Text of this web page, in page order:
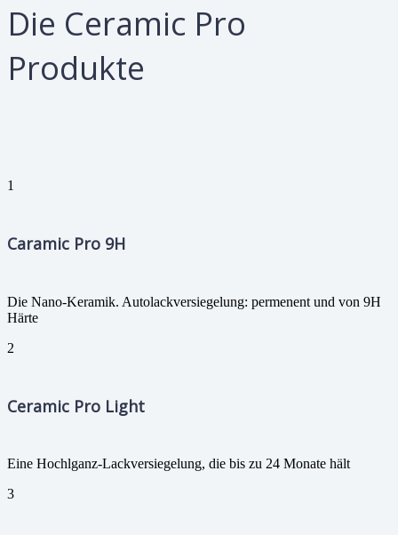
Die Ceramic Pro
Produkte
1
Caramic Pro 9H
Die Nano-Keramik. Autolackversiegelung: permenent und von 9H
Härte
2
Ceramic Pro Light
Eine Hochlganz-Lackversiegelung, die bis zu 24 Monate hält
3